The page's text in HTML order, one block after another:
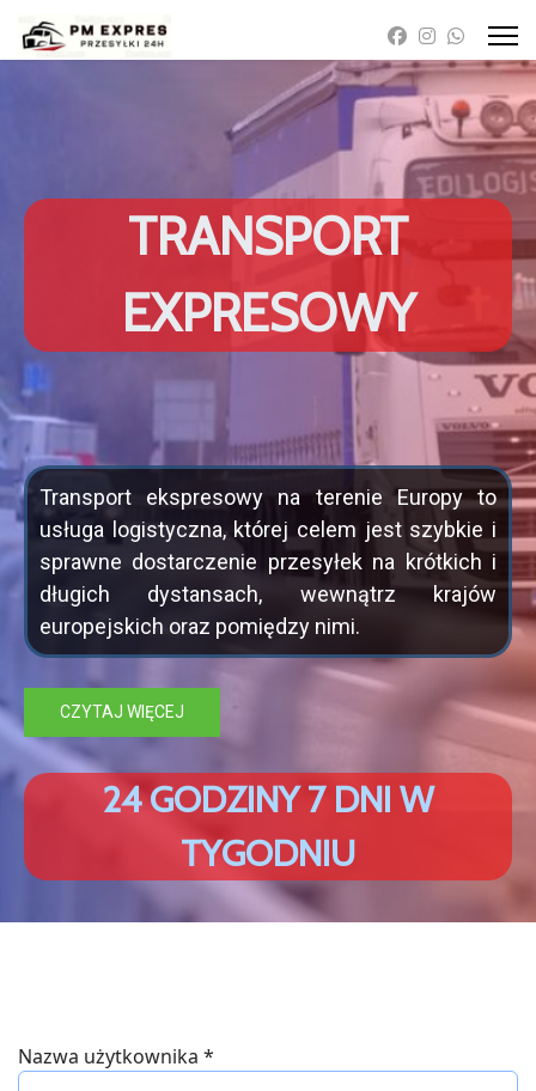
TRANSPORT
EXPRESOWY
Transport ekspresowy na terenie Europy to
usługa logistyczna, której celem jest szybkie i
sprawne dostarczenie przesyłek na krótkich i
długich dystansach, wewnątrz krajów
europejskich oraz pomiędzy nimi.
CZYTAJ WIĘCEJ
24GODZINY 7 DNI W
TYGODNIU
Nazwa użytkownika *